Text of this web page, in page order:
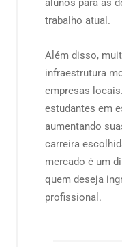
alunos para as
trabalho atual.
Além disso,
infraestrutura
empresas
estudantes em
aumentando
carreira
mercado é um
quem deseja
profissional.